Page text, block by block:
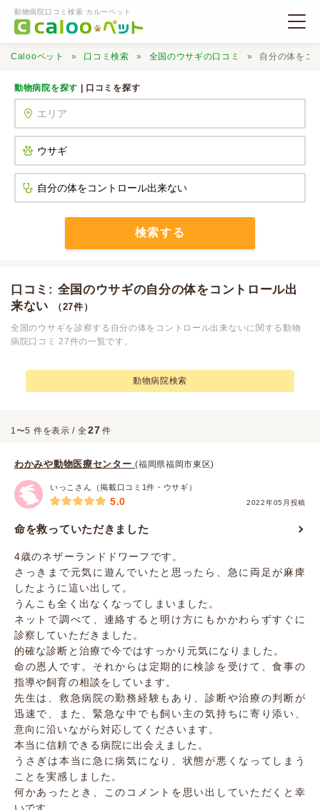
動物病院口コミ検索 カルーペット
口コミ検索
Calooペット 口コミ検索 全国のウサギの口コミ 自分の体をコ
動物病院を探す | 口コミを探す
検索する
口コミ: 全国のウサギの自分の体をコントロール出
来ない
（27件）
全国のウサギを診察する自分の体をコントロール出来ないに関する動物
病院口コミ 27件の一覧です。
動物病院検索
1〜5 件を表示 / 全27 件
わかみや動物医療センター(福岡県福岡市東区)
いっこさん（掲載口コミ1件・ウサギ）
2022年05月投稿
5.0
命を救っていただきました
4歳のネザーランドドワーフです。
さっきまで元気に遊んでいたと思ったら、急に両足が麻痺
したように這い出して。
うんこも全く出なくなってしまいました。
ネットで調べて、連絡すると明け方にもかかわらずすぐに
診察していただきました。
的確な診断と治療で今ではすっかり元気になりました。
命の恩人です。それからは定期的に検診を受けて、食事の
指導や飼育の相談をしています。
先生は、救急病院の勤務経験もあり、診断や治療の判断が
迅速で、また、緊急な中でも飼い主の気持ちに寄り添い、
意向に沿いながら対応してくださいます。
本当に信頼できる病院に出会えました。
うさぎは本当に急に病気になり、状態が悪くなってしまう
ことを実感しました。
何かあったとき、このコメントを思い出していただくと幸